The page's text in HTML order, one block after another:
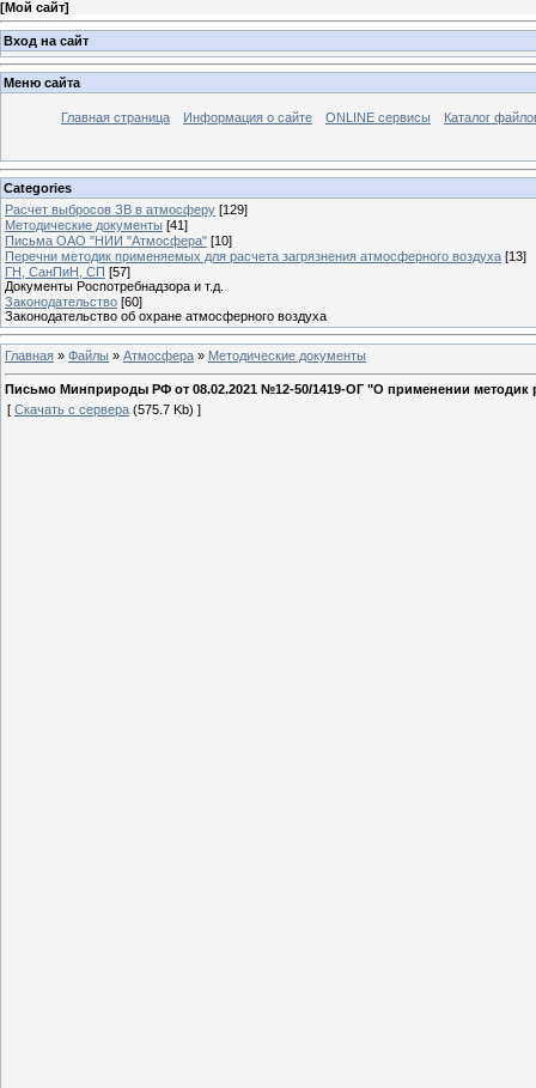
[Мой сайт]
Вход на сайт
Меню сайта
Главная страница Информация о сайте ONLINE сервисы Каталог
Categories
Расчет выбросов ЗВ в атмосферу [129]
Методические документы [41]
Письма ОАО "НИИ "Атмосфера" [10]
Перечни методик применяемых для расчета загрязнения атмосферного воздуха [13]
ГН, СанПиН, СП [57]
Документы Роспотребнадзора и т.д.
Законодательство [60]
Законодательство об охране атмосферного воздуха
Главная » Файлы » Атмосфера » Методические документы
Письмо Минприроды РФ от 08.02.2021 №12-50/1419-ОГ "О применении методик
[ Скачать с сервера (575.7 Kb) ]